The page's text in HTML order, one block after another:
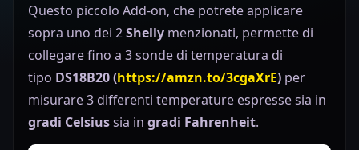
Questo piccolo Add-on, che potrete applicare
sopra uno dei 2Shelly menzionati, permette di
collegare fino a 3 sonde di temperatura di
tipo DS18B20 (https://amzn.to/3cgaXrE) per
misurare 3 differenti temperature espresse sia in
gradi Celsiussia in gradi Fahrenheit.